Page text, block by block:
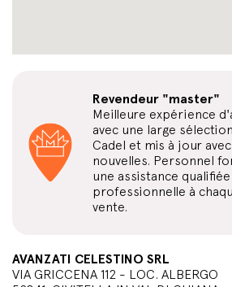
Revendeur "master"
Meilleure expérience
avec une large
Cadel et mis à jour
nouvelles. Personnel
une assistance
professionnelle à
vente.
AVANZATI CELESTINO SRL
VIA GRICCENA 112 - LOC. ALBERGO